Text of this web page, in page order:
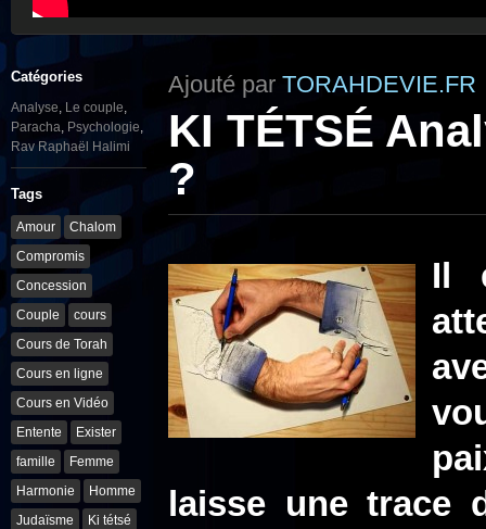
Catégories
Analyse, Le couple,
Paracha, Psychologie,
Rav Raphaël Halimi
Tags
Amour
Chalom
Compromis
Concession
Couple
cours
Cours de Torah
Cours en ligne
Cours en Vidéo
Entente
Exister
famille
Femme
Harmonie
Homme
Judaïsme
Ki tétsé
Ajouté par TORAHDEVIE.FR
KI TÉTSÉ
?
Il
laisse une trace